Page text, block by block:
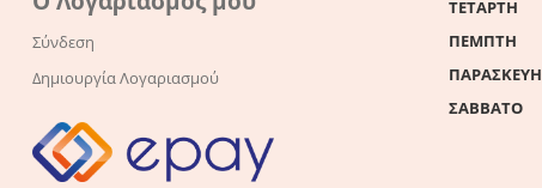
Σύνδεση
Δημιουργία Λογαριασμού
ΤΕΤΑΡΤΗ
ΠΕΜΠΤΗ
ΠΑΡΑΣΚΕΥΗ
ΣΑΒΒΑΤΟ